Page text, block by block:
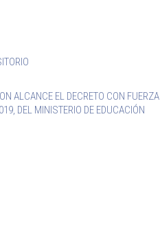
ALCANCE EL DECRETO CON FUERZA
DEL MINISTERIO DE EDUCACIÓN